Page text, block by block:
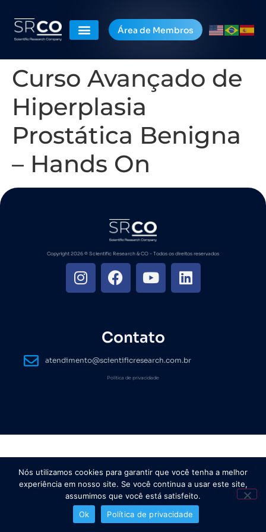
Área de Membros
Curso Avançado de
Hiperplasia
Prostática Benigna
– Hands On
Copyright 2026 ©️ Scientific Research & CO - Todos os direitos reservados
Contato
atendimento@scientificresearch.com.br
Política de privacidade
Nós utilizamos cookies para garantir que você tenha a melhor
experiência em nosso site. Se você continua a usar este site,
assumimos que você está satisfeito.
Ok
Política de privacidade